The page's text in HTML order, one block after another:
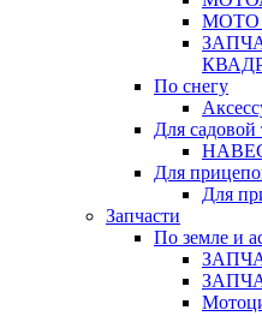
МОТО
По снегу
Для садовой
Для
Для
Запчасти
По земле и